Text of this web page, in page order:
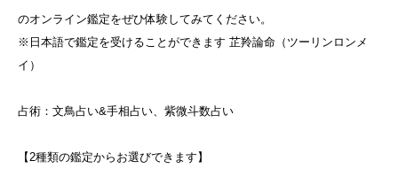
のオンライン鑑定をぜひ体験してみてください。
※日本語で鑑定を受けることができます 芷羚論命（ツーリンロンメ
イ）
占術：文鳥占い&手相占い、紫微斗数占い
【2種類の鑑定からお選びできます】